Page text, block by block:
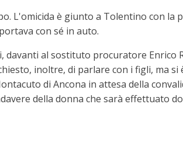
L'omicida è giunto a Tolentino con la
con sé in auto.
davanti al sostituto procuratore Enrico
inoltre, di parlare con i figli, ma
di Ancona in attesa della
della donna che sarà effettuato